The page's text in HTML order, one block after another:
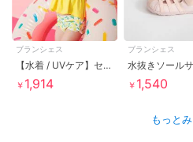
ブランシェス
【水着 / UVケア】セパレート・フリルタンキニ
￥ 1,914
ブランシェス
水抜きソール
￥ 1,540
もっと